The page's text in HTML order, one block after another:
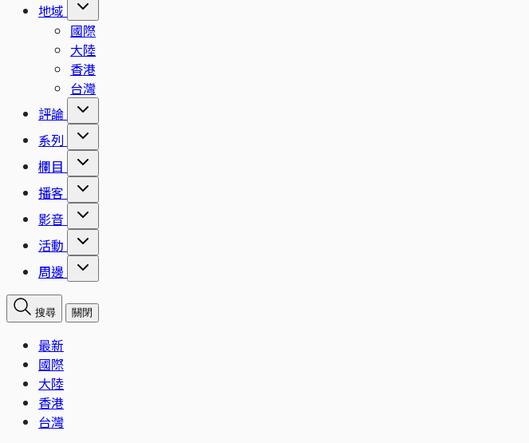
地域
國際
大陸
香港
台灣
評論
系列
欄目
播客
影音
活動
周邊
搜尋 關閉
最新
國際
大陸
香港
台灣